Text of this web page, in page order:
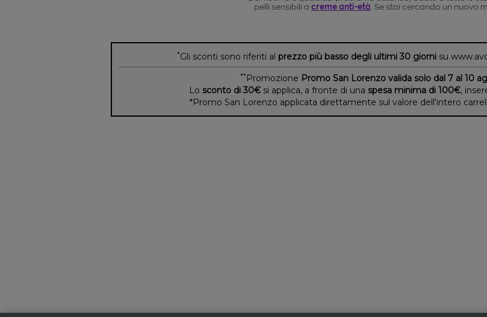
pelli sensibili a creme anti-età . Se stai cercando un nuovo
*Gli sconti sono riferiti al prezzo più basso degli ultimi 30 giornisu
** Promozione Promo San Lorenzo valida solo dal 7 al 10
Lo sconto di 30€ si applica, a fronte di una spesa minima di 100€,
*Promo San Lorenzo applicata direttamente sul valore dell'intero